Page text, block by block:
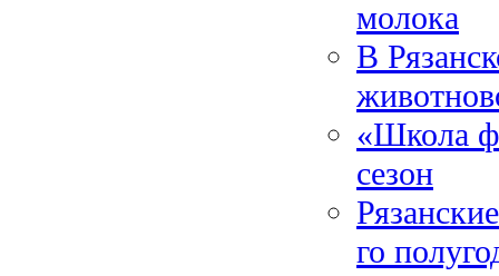
молока
В
«Школа
сезон
го